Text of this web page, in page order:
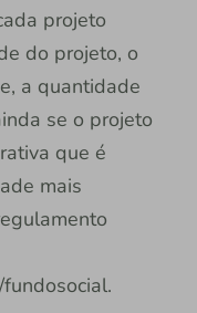
projeto
do projeto, o
a quantidade
se o projeto
que é
mais